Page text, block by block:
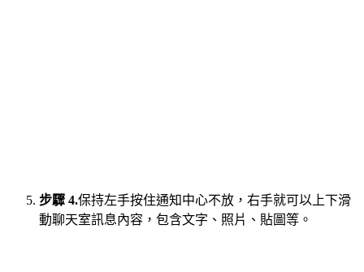
步驟 4.保持左手按住通知中心不放，右手就可以上下滑
動聊天室訊息內容，包含文字、照片、貼圖等。